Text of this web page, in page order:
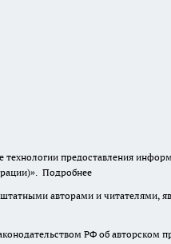
предоставления
Подробнее
авторами и читателями,
РФ об